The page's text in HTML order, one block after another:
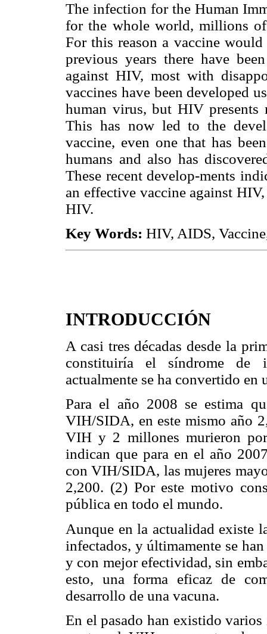
The infection for the Human
for the whole world, millions
For this reason a vaccine
previous years there have
against HIV, most with
vaccines have been developed
human virus, but HIV presents
This has now led to the
vaccine, even one that has
humans and also has
These recent develop-ments
an effective vaccine against
HIV.
Key Words: HIV, AIDS,
INTRODUCCIÓN
A casi tres décadas desde la
constituiría el síndrome de
actualmente se ha convertido en
Para el año 2008 se estima
VIH/SIDA, en este mismo año
VIH y 2 millones murieron
indican que para en el año
con VIH/SIDA, las mujeres
2,200. (2) Por este motivo
pública en todo el mundo.
Aunque en la actualidad existe
infectados, y últimamente se
y con mejor efectividad, sin
esto, una forma eficaz de
desarrollo de una vacuna.
En el pasado han existido